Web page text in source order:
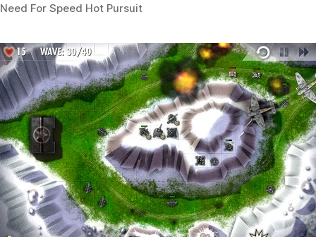
Need For Speed Hot Pursuit